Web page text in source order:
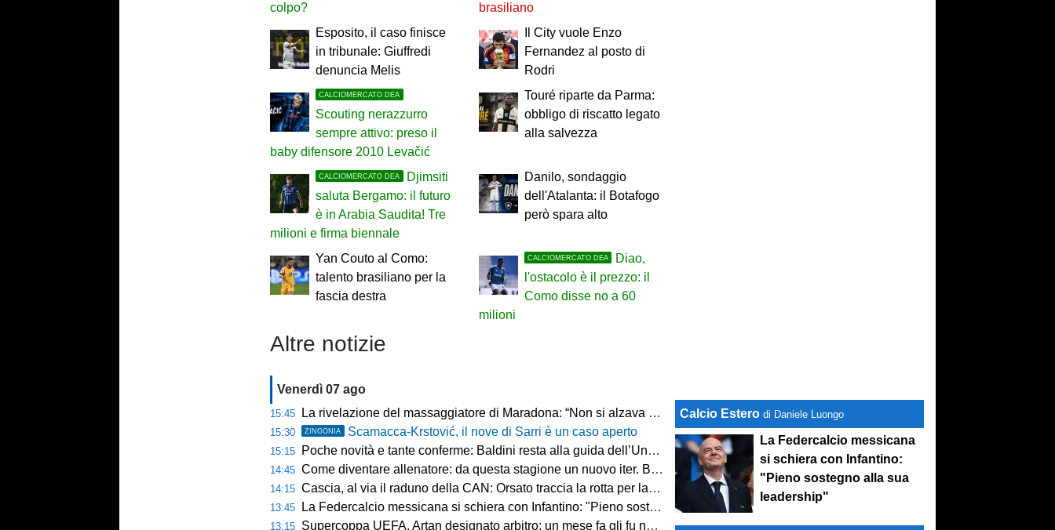
colpo?
brasiliano
Esposito, il caso finisce
in tribunale: Giuffredi
denuncia Melis
Il City vuole Enzo
Fernandez al posto di
Rodri
CALCIOMERCATO DEA
Scouting nerazzurro
sempre attivo: preso il
baby difensore 2010 Levačić
Touré riparte da Parma:
obbligo di riscatto legato
alla salvezza
CALCIOMERCATO DEA
Djimsiti
saluta Bergamo: il futuro
è in Arabia Saudita! Tre
milioni e firma biennale
Danilo, sondaggio
dell'Atalanta: il Botafogo
però spara alto
Yan Couto al Como:
talento brasiliano per la
fascia destra
CALCIOMERCATO DEA
Diao,
l'ostacolo è il prezzo: il
Como disse no a 60
milioni
Altre notizie
Venerdì 07 ago
15:45 La rivelazione del massaggiatore di Maradona: “Non si alzava dal letto, ero preoccupato”
15:30 ZINGONIA Scamacca-Krstović, il nove di Sarri è un caso aperto
15:15 Poche novità e tante conferme: Baldini resta alla guida dell’Under 21
14:45 Come diventare allenatore: da questa stagione un nuovo iter. Beretta: “Un percorso più organico”
14:15 Cascia, al via il raduno della CAN: Orsato traccia la rotta per la nuova stagione
13:45 La Federcalcio messicana si schiera con Infantino: "Pieno sostegno alla sua leadership"
13:15 Supercoppa UEFA, Artan designato arbitro: un mese fa gli fu negato l'ingresso negli Stati Uniti
Calcio Estero di Daniele Luongo
La Federcalcio messicana
si schiera con Infantino:
"Pieno sostegno alla sua
leadership"